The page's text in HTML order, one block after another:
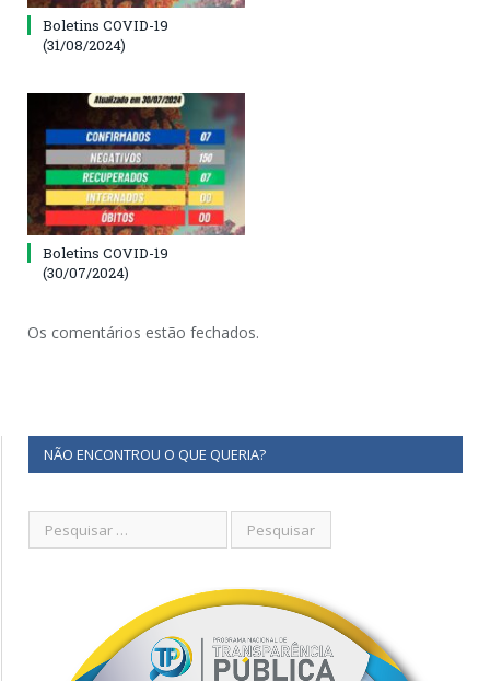
Boletins COVID-19
(31/08/2024)
Boletins COVID-19
(30/07/2024)
Os comentários estão fechados.
NÃO ENCONTROU O QUE QUERIA?